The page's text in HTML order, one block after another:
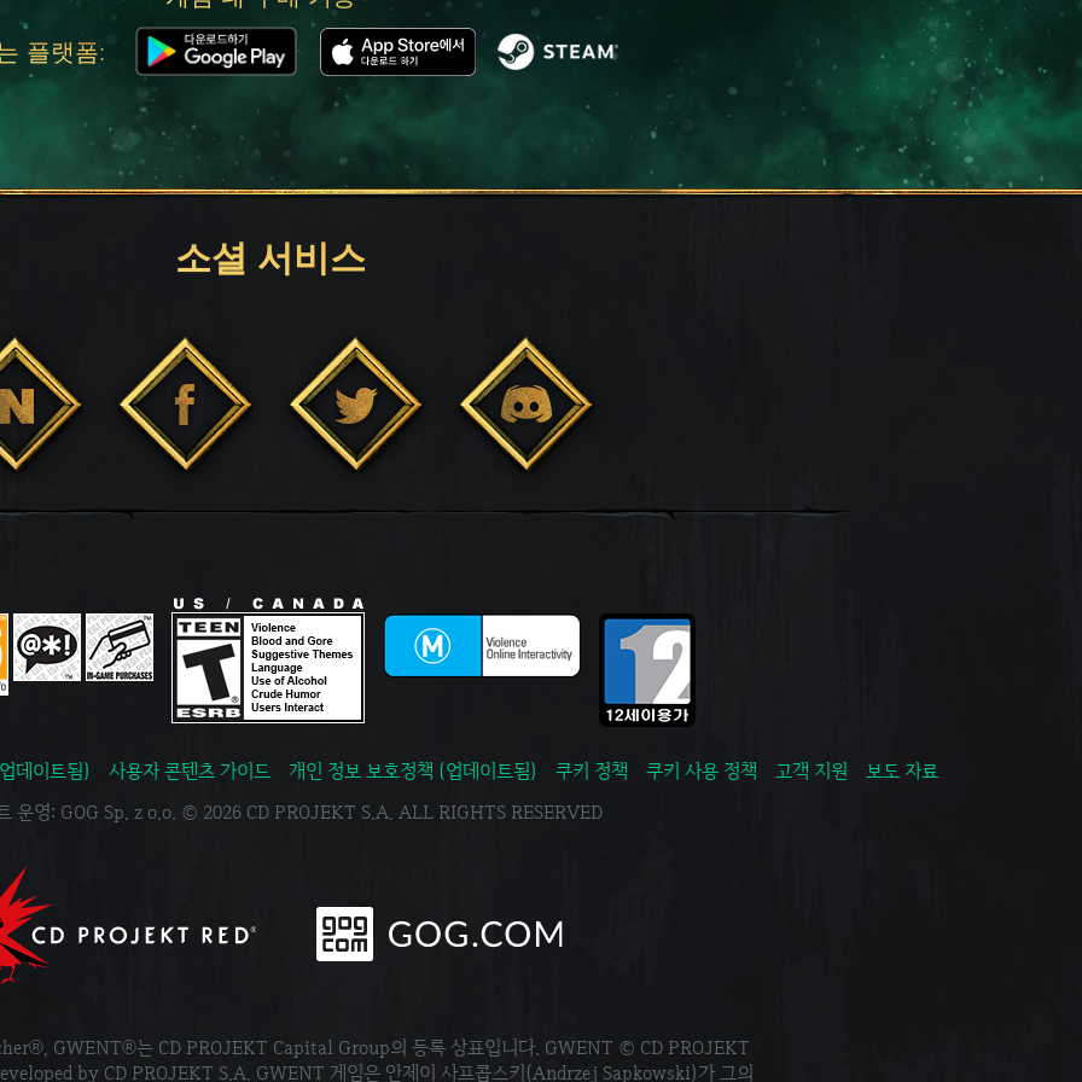
플랫폼:
소셜 서비스
데이트됨) 사용자 콘텐츠 가이드 개인 정보 보호정책 (업데이트됨) 쿠키 정책 쿠키 사용 정책 고객 지원
보도 자료
운영: GOG Sp. z o.o. © 2026 CD PROJEKT S.A. ALL RIGHTS RESERVED
GWENT®는 CD PROJEKT Capital Group의 등록 상표입니다. GWENT © CD PROJEKT
by CD PROJEKT S.A. GWENT 게임은 안제이 사프콥스키(Andrzej Sapkowski)가 그의